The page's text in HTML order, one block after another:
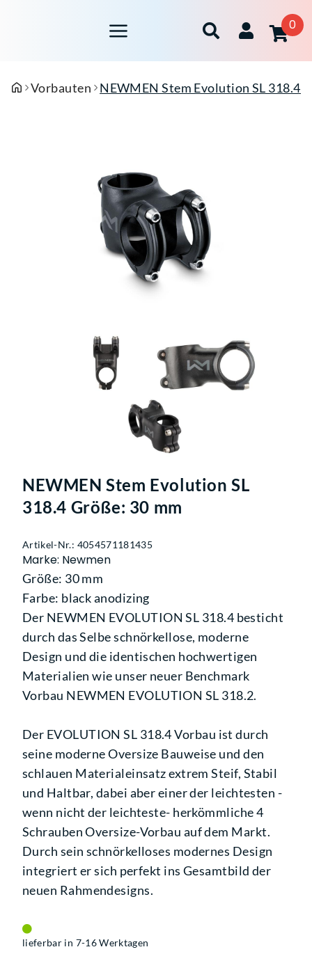
0
Vorbauten NEWMEN Stem Evolution SL 318.4
NEWMEN Stem Evolution SL
318.4 Größe: 30 mm
Artikel-Nr.: 4054571181435
Marke: Newmen
Größe: 30 mm
Farbe: black anodizing
Der NEWMEN EVOLUTION SL 318.4 besticht
durch das Selbe schnörkellose, moderne
Design und die identischen hochwertigen
Materialien wie unser neuer Benchmark
Vorbau NEWMEN EVOLUTION SL 318.2.
Der EVOLUTION SL 318.4 Vorbau ist durch
seine moderne Oversize Bauweise und den
schlauen Materialeinsatz extrem Steif, Stabil
und Haltbar, dabei aber einer der leichtesten -
wenn nicht der leichteste- herkömmliche 4
Schrauben Oversize-Vorbau auf dem Markt.
Durch sein schnörkelloses modernes Design
integriert er sich perfekt ins Gesamtbild der
neuen Rahmendesigns.
lieferbar in 7-16 Werktagen